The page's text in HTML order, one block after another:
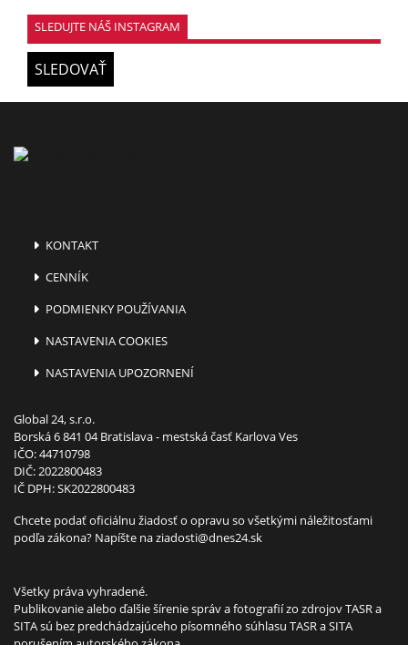
SLEDUJTE NÁŠ INSTAGRAM
SLEDOVAŤ
KONTAKT
CENNÍK
PODMIENKY POUŽÍVANIA
NASTAVENIA COOKIES
NASTAVENIA UPOZORNENÍ
Global 24, s.r.o.
Borská 6 841 04 Bratislava - mestská časť Karlova Ves
IČO: 44710798
DIČ: 2022800483
IČ DPH: SK2022800483
Chcete podať oficiálnu žiadosť o opravu so všetkými náležitosťami
podľa zákona? Napíšte naziadosti@dnes24.sk
Všetky práva vyhradené.
Publikovanie alebo ďalšie šírenie správ a fotografií zo zdrojov TASR a
SITA sú bez predchádzajúceho písomného súhlasu TASR a SITA